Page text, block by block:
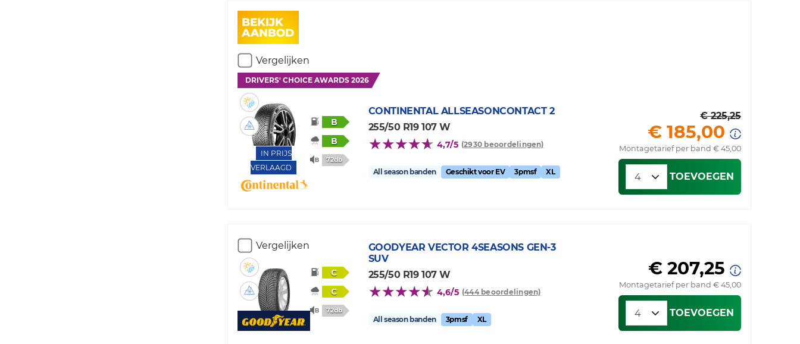
Vergelijken
DRIVERS' CHOICE AWARDS 2026
IN PRIJS
VERLAAGD
B
B
72db
CONTINENTAL ALLSEASONCONTACT 2
255/50 R19 107 W
4,7/5 (2930 beoordelingen)
All season banden Geschikt voor EV 3pmsf XL
€ 225,25
€ 185,00
Montagetarief per band € 45,00
TOEVOEGEN
Vergelijken
C
C
72db
GOODYEAR VECTOR 4SEASONS GEN-3
SUV
255/50 R19 107 W
4,6/5 (444 beoordelingen)
All season banden 3pmsf XL
€ 207,25
Montagetarief per band € 45,00
TOEVOEGEN